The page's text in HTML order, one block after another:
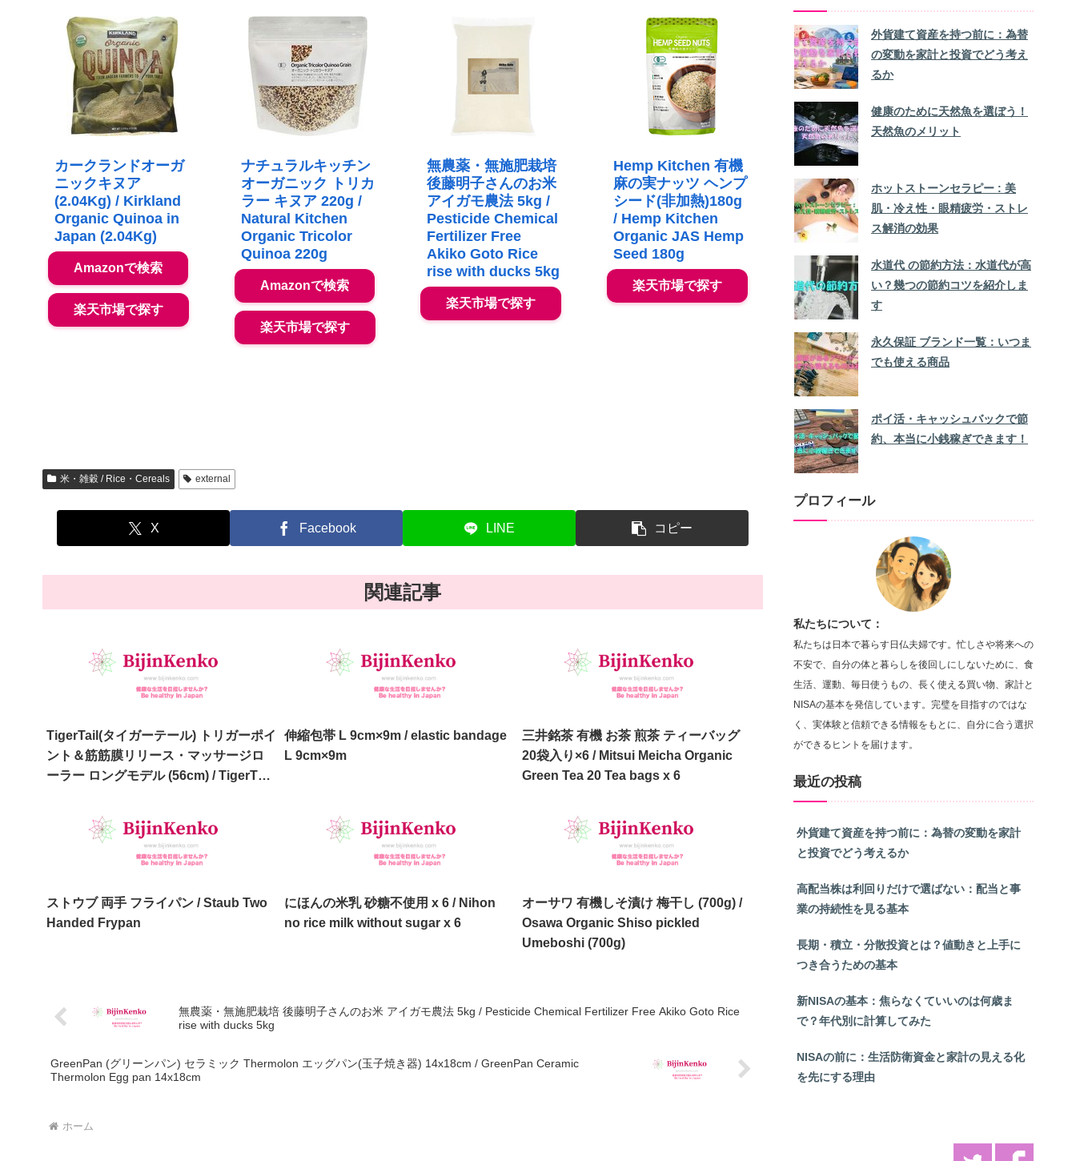
カークランドオーガ
ニックキヌア
(2.04Kg) / Kirkland
Organic Quinoa in
Japan (2.04Kg)
Amazonで検索
楽天市場で探す
ナチュラルキッチン
オーガニック トリカ
ラー キヌア 220g /
Natural Kitchen
Organic Tricolor
Quinoa 220g
Amazonで検索
楽天市場で探す
無農薬・無施肥栽培
後藤明子さんのお米
アイガモ農法 5kg /
Pesticide Chemical
Fertilizer Free
Akiko Goto Rice
rise with ducks 5kg
楽天市場で探す
Hemp Kitchen 有機
麻の実ナッツ ヘンプ
シード(非加熱)180g
/ Hemp Kitchen
Organic JAS Hemp
Seed 180g
楽天市場で探す
米・雑穀 / Rice・Cereals external
X Facebook LINE コピー
関連記事
TigerTail(タイガーテール) トリガーポイ
ント＆筋筋膜リリース・マッサージロ
ーラー ロングモデル (56cm) / TigerTail
Model (56cm)
伸縮包帯 L 9cm×9m / elastic bandage
L 9cm×9m
三井銘茶 有機 お茶 煎茶 ティーバッグ
20袋入り×6 / Mitsui Meicha Organic
Green Tea 20 Tea bags x 6
ストウブ 両手 フライパン / Staub Two
Handed Frypan
にほんの米乳 砂糖不使用 x 6 / Nihon
no rice milk without sugar x 6
オーサワ 有機しそ漬け 梅干し (700g) /
Osawa Organic Shiso pickled
Umeboshi (700g)
無農薬・無施肥栽培 後藤明子さんのお米 アイガモ農法 5kg / Pesticide Chemical Fertilizer Free Akiko Goto Rice
rise with ducks 5kg
GreenPan (グリーンパン) セラミック Thermolon エッグパン(玉子焼き器) 14x18cm / GreenPan Ceramic
Thermolon Egg pan 14x18cm
ホーム
外貨建て資産を持つ前に：為替
の変動を家計と投資でどう考え
るか
健康のために天然魚を選ぼう！
天然魚のメリット
ホットストーンセラピー : 美
肌・冷え性・眼精疲労・ストレ
ス解消の効果
水道代 の節約方法：水道代が高
い？幾つの節約コツを紹介しま
す
永久保証 ブランド一覧：いつま
でも使える商品
ポイ活・キャッシュバックで節
約、本当に小銭稼ぎできます！
プロフィール
私たちについて：
私たちは日本で暮らす日仏夫婦です。忙しさや将来への
不安で、自分の体と暮らしを後回しにしないために、食
生活、運動、毎日使うもの、長く使える買い物、家計と
NISAの基本を発信しています。完璧を目指すのではな
く、実体験と信頼できる情報をもとに、自分に合う選択
ができるヒントを届けます。
最近の投稿
外貨建て資産を持つ前に：為替の変動を家計
と投資でどう考えるか
高配当株は利回りだけで選ばない：配当と事
業の持続性を見る基本
長期・積立・分散投資とは？値動きと上手に
つき合うための基本
新NISAの基本：焦らなくていいのは何歳ま
で？年代別に計算してみた
NISAの前に：生活防衛資金と家計の見える化
を先にする理由